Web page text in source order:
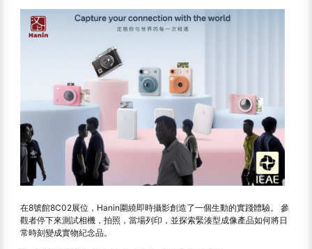
在8號館8C02展位，Hanin圍繞即時攝影創造了一個生動的實踐體驗。 參
觀者停下來測試相機，拍照，當場列印，並探索緊湊型成像產品如何將日
常時刻變成實物紀念品。